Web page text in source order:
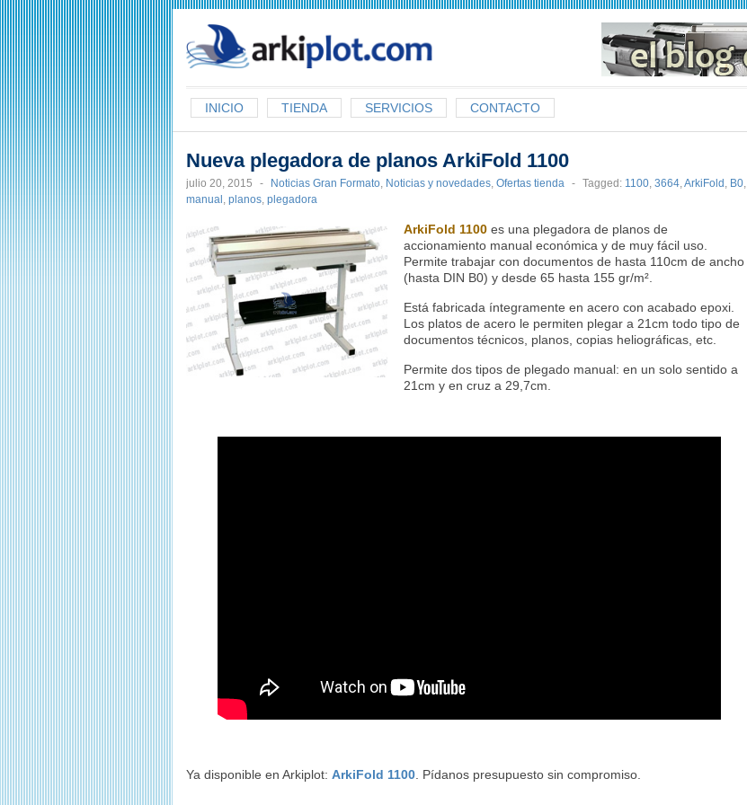
INICIO TIENDA SERVICIOS CONTACTO
Nueva plegadora de planos ArkiFold 1100
julio 20, 2015 - Noticias Gran Formato, Noticias y novedades, Ofertas tienda - Tagged: 1100, 3664,ArkiFold , B0,
manual , planos, plegadora
ArkiFold 1100es una plegadora de planos de
accionamiento manual económica y de muy fácil uso.
Permite trabajar con documentos de hasta 110cm de ancho
(hasta DIN B0) y desde 65 hasta 155 gr/m².
Está fabricada íntegramente en acero con acabado epoxi.
Los platos de acero le permiten plegar a 21cm todo tipo de
documentos técnicos, planos, copias heliográficas, etc.
Permite dos tipos de plegado manual: en un solo sentido a
21cm y en cruz a 29,7cm.
Ya disponible en Arkiplot: ArkiFold 1100 . Pídanos presupuesto sin compromiso.